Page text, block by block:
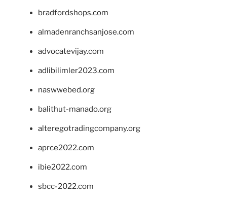
bradfordshops.com
almadenranchsanjose.com
advocatevijay.com
adlibilimler2023.com
naswwebed.org
balithut-manado.org
alteregotradingcompany.org
aprce2022.com
ibie2022.com
sbcc-2022.com